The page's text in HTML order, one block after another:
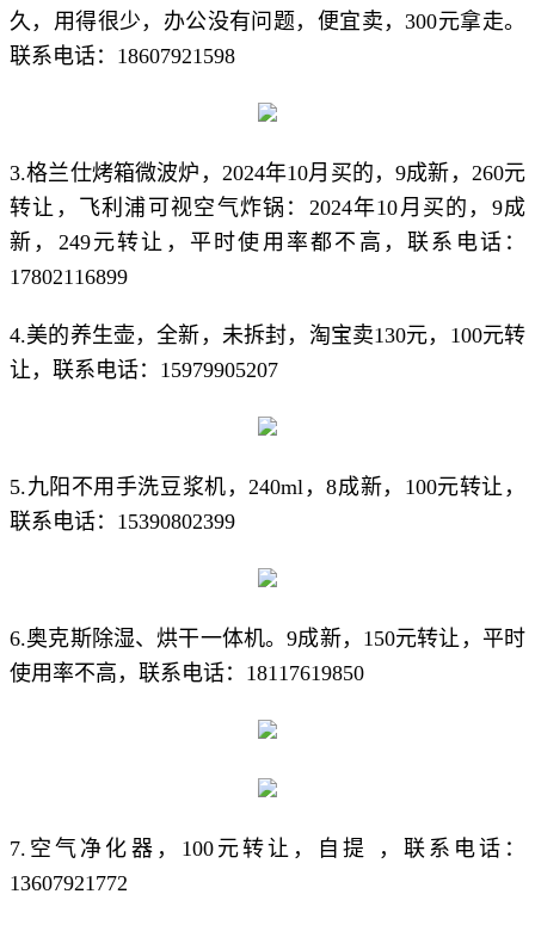
久，用得很少，办公没有问题，便宜卖，300元拿走。
联系电话：18607921598
3.格兰仕烤箱微波炉，2024年10月买的，9成新，260元
转让，飞利浦可视空气炸锅：2024年10月买的，9成
新，249元转让，平时使用率都不高，联系电话：
17802116899
4.美的养生壶，全新，未拆封，淘宝卖130元，100元转
让，联系电话：15979905207
5.九阳不用手洗豆浆机，240ml，8成新，100元转让，
联系电话：15390802399
6.奥克斯除湿、烘干一体机。9成新，150元转让，平时
使用率不高，联系电话：18117619850
7.空气净化器，100元转让，自提 ，联系电话：
13607921772